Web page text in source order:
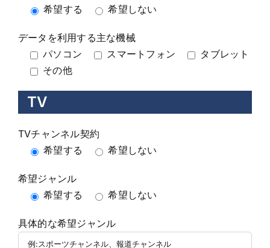
希望する
希望しない
データを利用する主な機械
パソコン
スマートフォン
タブレット
その他
TV
TVチャンネル契約
希望する
希望しない
希望ジャンル
希望する
希望しない
具体的な希望ジャンル